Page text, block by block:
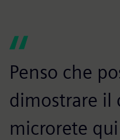
Penso che
dimostrare il
microrete